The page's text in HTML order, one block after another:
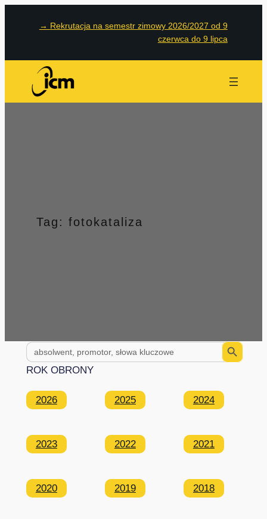
→ Rekrutacja na semestr zimowy 2026/2027 od 9
czerwca do 9 lipca
Tag: fotokataliza
Search
for:
Search Button
ROK OBRONY
2026 2025 2024
2023 2022 2021
2020 2019 2018